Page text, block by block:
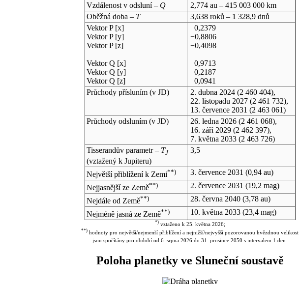
Vzdálenost v odsluní – Q
2,774 au – 415 003 000 km
Oběžná doba – T
3,638 roků – 1 328,9 dnů
Vektor P [x]
Vektor P [y]
Vektor P [z]
Vektor Q [x]
Vektor Q [y]
Vektor Q [z]
0,2379
−0,8806
−0,4098
0,9713
0,2187
0,0941
Průchody přísluním (v JD) 2. dubna 2024(2 460 404),
22. listopadu 2027(2 461 732),
13. července 2031 (2 463 061)
Průchody odsluním (v JD) 26. ledna 2026(2 461 068),
16. září 2029(2 462 397),
7. května 2033(2 463 726)
Tisserandův parametr – TJ
(vztažený k Jupiteru)
3,5
Největší přiblížení k Zemi**) 3. července 2031 (0,94 au)
Nejjasnější ze Země**) 2. července 2031 (19,2 mag)
Nejdále od Země**) 28. června 2040(3,78 au)
Nejméně jasná ze Země**) 10. května 2033(23,4 mag)
*)vztaženo k 25. května 2026;
**) hodnoty pro největší/nejmenší přiblížení a nejnižší/nejvyšší pozorovanou hvězdnou velikost
jsou spočítány pro období od 6. srpna 2026 do 31. prosince 2050 s intervalem 1 den.
Poloha planetky ve Sluneční soustavě